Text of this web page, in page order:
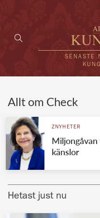
SENASTE
Allt om Check
ZNYHETER
känslor
Hetast just nu